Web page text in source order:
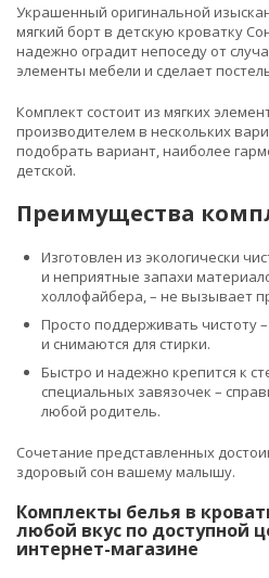
Украшенный оригинальной
мягкий борт в детскую кроватку
надежно оградит непоседу от
элементы мебели и сделает
Комплект состоит из мягких
производителем в нескольких
подобрать вариант, наиболее
детской.
Преимущества
Изготовлен из экологически
и неприятные запахи
холлофайбера, – не вызывает
Просто поддерживать чистоту
и снимаются для стирки.
Быстро и надежно крепится к
специальных завязочек –
любой родитель.
Сочетание представленных
здоровый сон вашему малышу.
Комплекты белья в
любой вкус по доступной
интернет-магазине